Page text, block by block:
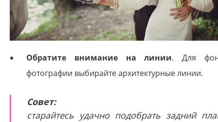
Обратите внимание на линии. Для
фотографии выбирайте архитектурные линии.
Совет:
старайтесь удачно подобрать задний